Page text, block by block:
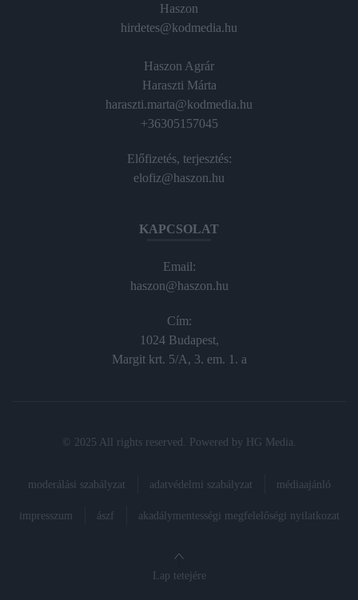
Haszon
hirdetes@kodmedia.hu
Haszon Agrár
Haraszti Márta
haraszti.marta@kodmedia.hu
+36305157045
Előfizetés, terjesztés:
elofiz@haszon.hu
KAPCSOLAT
Email:
haszon@haszon.hu
Cím:
1024 Budapest,
Margit krt. 5/A, 3. em. 1. a
© 2025 All rights reserved. Powered by HG Media
moderálási szabályzat adatvédelmi szabályzat médiaajánló
impresszum ászf akadálymentességi megfelelőségi nyilatkozat
Lap tetejére